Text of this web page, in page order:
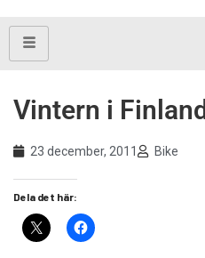
Vintern i Finland
23 december, 2011 Bike
Dela det här: